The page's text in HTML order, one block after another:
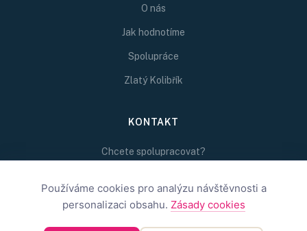
O nás
Jak hodnotíme
Spolupráce
Zlatý Kolibřík
KONTAKT
Chcete spolupracovat?
redakce@inspirativni.cz
Používáme cookies pro analýzu návštěvnosti a
personalizaci obsahu. Zásady cookies